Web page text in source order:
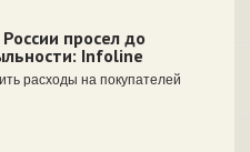
просел до
Infoline
расходы на покупателей